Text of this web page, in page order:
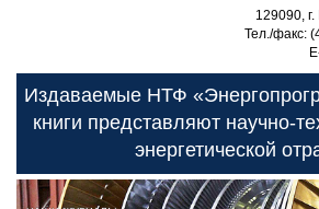
129090,
Тел./факс:
Издаваемые НТФ
книги представляют научно-
энергетической